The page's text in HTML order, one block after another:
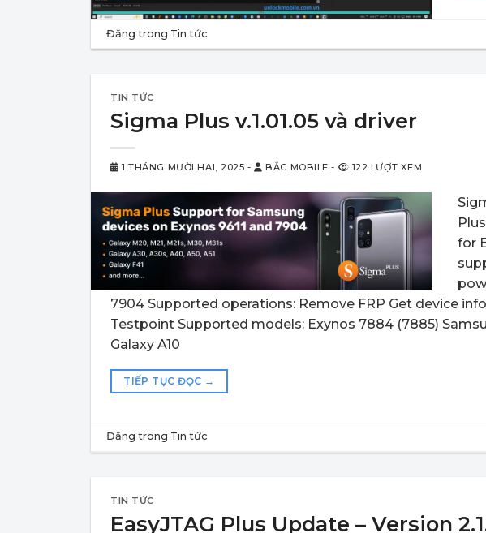
Đăng trong Tin tức
TIN TỨC
Sigma Plus v.1.01.05 và driver
1 THÁNG MƯỜI HAI, 2025 - BẮC MOBILE - 122 LƯỢT XEM
for
7904 Supported operations: Remove FRP Get device
Testpoint Supported models: Exynos 7884 (7885)
Galaxy A10
TIẾP TỤC ĐỌC →
Đăng trong Tin tức
TIN TỨC
EasyJTAG Plus Update – Version